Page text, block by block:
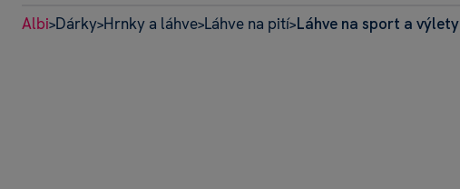
Albi>Dárky>Hrnky a láhve>Láhve na pití>Láhve na sport a výlety